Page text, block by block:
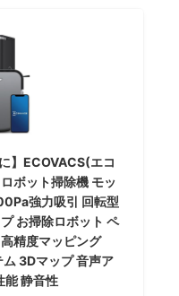
】ECOVACS(エコ
ボット掃除機 モッ
強力吸引 回転型
お掃除ロボット ペ
精度マッピング
3Dマップ 音声ア
能 静音性